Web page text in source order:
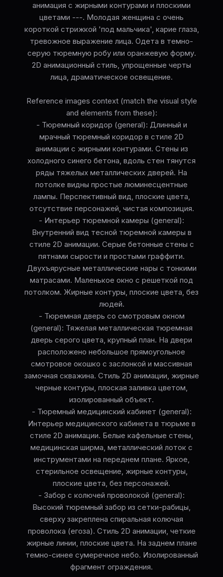
анимация с жирными контурами и плоскими
цветами ---. Молодая женщина с очень
короткой стрижкой 'под мальчика', карие глаза,
тревожное выражение лица. Одета в темно-
серую тюремную робу или оранжевую форму.
2D анимационный стиль, упрощенные черты
лица, драматическое освещение.
Reference images context (match the visual style
and elements from these):
- Тюремный коридор (general): Длинный и
мрачный тюремный коридор в стиле 2D
анимации с жирными контурами. Стены из
холодного синего бетона, вдоль стен тянутся
ряды тяжелых металлических дверей. На
потолке видны простые люминесцентные
лампы. Перспективный вид, плоские цвета,
отсутствие персонажей, чистая композиция.
- Интерьер тюремной камеры (general):
Внутренний вид тесной тюремной камеры в
стиле 2D анимации. Серые бетонные стены с
пятнами сырости и простыми граффити.
Двухъярусные металлические нары с тонкими
матрасами. Маленькое окно с решеткой под
потолком. Жирные контуры, плоские цвета, без
людей.
- Тюремная дверь со смотровым окном
(general): Тяжелая металлическая тюремная
дверь серого цвета, крупный план. На двери
расположено небольшое прямоугольное
смотровое окошко с заслонкой и массивная
замочная скважина. Стиль 2D анимации, жирные
черные контуры, плоская заливка цветом,
изолированный объект.
- Тюремный медицинский кабинет (general):
Интерьер медицинского кабинета в тюрьме в
стиле 2D анимации. Белые кафельные стены,
медицинская ширма, металлический лоток с
инструментами на переднем плане. Яркое,
стерильное освещение, жирные контуры,
плоские цвета, без персонажей.
- Забор с колючей проволокой (general):
Высокий тюремный забор из сетки-рабицы,
сверху закреплена спиральная колючая
проволока (егоза). Стиль 2D анимации, четкие
жирные линии, плоские цвета. На заднем плане
темно-синее сумеречное небо. Изолированный
фрагмент ограждения.